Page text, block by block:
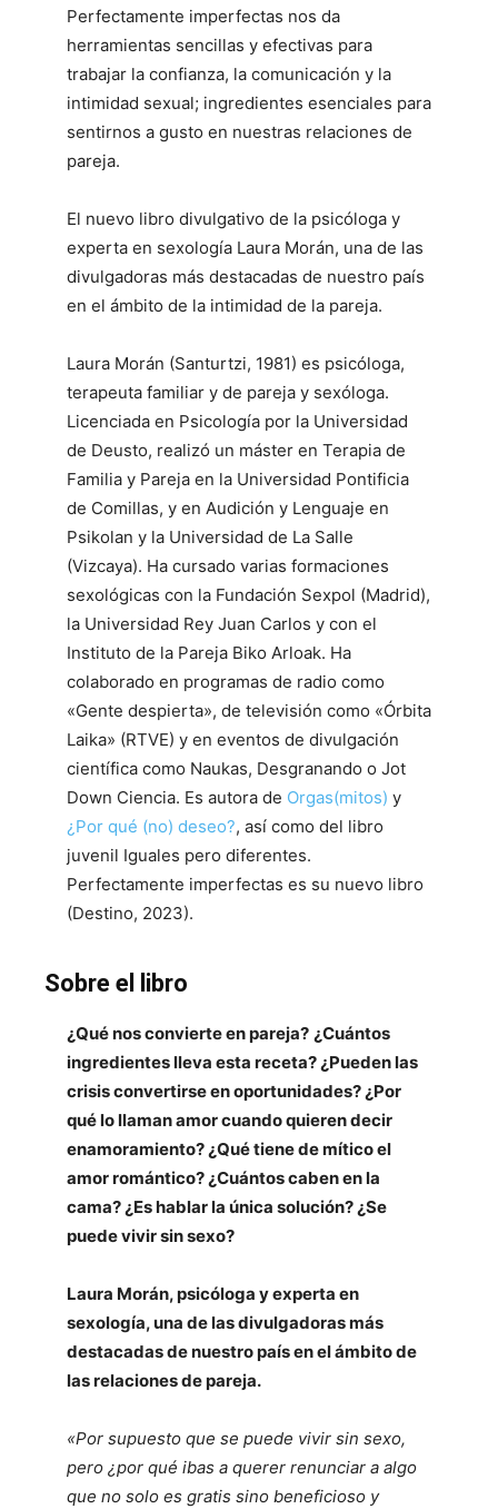
Perfectamente imperfectas nos da
herramientas sencillas y efectivas para
trabajar la confianza, la comunicación y la
intimidad sexual; ingredientes esenciales para
sentirnos a gusto en nuestras relaciones de
pareja.
El nuevo libro divulgativo de la psicóloga y
experta en sexología Laura Morán, una de las
divulgadoras más destacadas de nuestro país
en el ámbito de la intimidad de la pareja.
Laura Morán (Santurtzi, 1981) es psicóloga,
terapeuta familiar y de pareja y sexóloga.
Licenciada en Psicología por la Universidad
de Deusto, realizó un máster en Terapia de
Familia y Pareja en la Universidad Pontificia
de Comillas, y en Audición y Lenguaje en
Psikolan y la Universidad de La Salle
(Vizcaya). Ha cursado varias formaciones
sexológicas con la Fundación Sexpol (Madrid),
la Universidad Rey Juan Carlos y con el
Instituto de la Pareja Biko Arloak. Ha
colaborado en programas de radio como
«Gente despierta», de televisión como «Órbita
Laika» (RTVE) y en eventos de divulgación
científica como Naukas, Desgranando o Jot
Down Ciencia. Es autora de Orgas(mitos) y
¿Por qué (no) deseo?, así como del libro
juvenil Iguales pero diferentes.
Perfectamente imperfectas es su nuevo libro
(Destino, 2023).
Sobre el libro
¿Qué nos convierte en pareja? ¿Cuántos
ingredientes lleva esta receta? ¿Pueden las
crisis convertirse en oportunidades? ¿Por
qué lo llaman amor cuando quieren decir
enamoramiento? ¿Qué tiene de mítico el
amor romántico? ¿Cuántos caben en la
cama? ¿Es hablar la única solución? ¿Se
puede vivir sin sexo?
Laura Morán, psicóloga y experta en
sexología, una de las divulgadoras más
destacadas de nuestro país en el ámbito de
las relaciones de pareja.
«Por supuesto que se puede vivir sin sexo,
pero ¿por qué ibas a querer renunciar a algo
que no solo es gratis sino beneficioso y